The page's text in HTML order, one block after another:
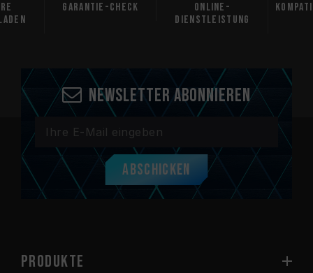
Garantie-Check
Online-
Dienstleistung
Newsletter abonnieren
Abschicken
PRODUKTE